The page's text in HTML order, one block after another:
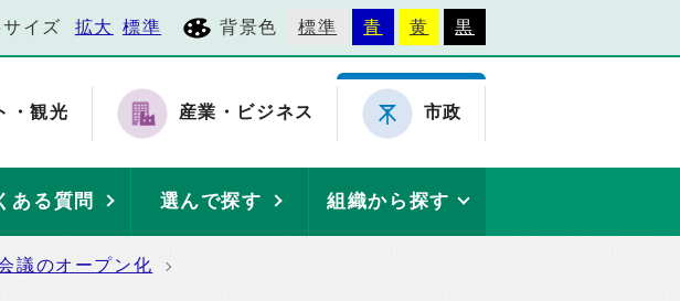
イズ 拡大 標準 背景色 標準 青 黄 黒
・観光 産業・ビジネス 市政
ある質問 選んで探す 組織から探す
議のオープン化